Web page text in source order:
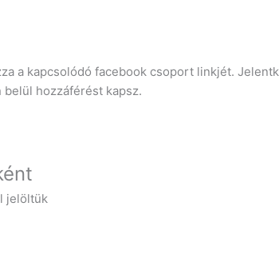
a kapcsolódó facebook csoport linkjét.
hozzáférést kapsz.
jelöltük